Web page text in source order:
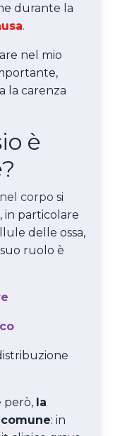
durante la
.
nel mio
la carenza
è
corpo si
, in particolare
delle ossa,
ruolo è
però, la
: in